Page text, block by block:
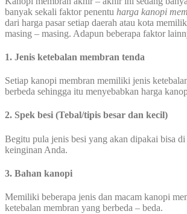
banyak sekali faktor penentu harga kanopi
dari harga pasar setiap daerah atau kota
masing – masing. Adapun beberapa faktor
1. Jenis ketebalan membran tenda
Setiap kanopi membran memiliki jenis
berbeda sehingga itu menyebabkan harga
2. Spek besi (Tebal/tipis besar dan kecil)
Begitu pula jenis besi yang akan dipakai bisa di
keinginan Anda.
3. Bahan kanopi
Memiliki beberapa jenis dan macam kanopi
ketebalan membran yang berbeda – beda.